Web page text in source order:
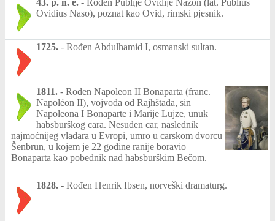
43. p. n. e. - Rođen Publije Ovidije Nazon (lat. Publius
Ovidius Naso), poznat kao Ovid, rimski pjesnik.
1725. - Rođen Abdulhamid I, osmanski sultan.
1811. - Rođen Napoleon II Bonaparta (franc.
Napoléon II), vojvoda od Rajhštada, sin
Napoleona I Bonaparte i Marije Lujze, unuk
habsburškog cara. Nesuđen car, naslednik
najmoćnijeg vladara u Evropi, umro u carskom dvorcu
Šenbrun, u kojem je 22 godine ranije boravio
Bonaparta kao pobednik nad habsburškim Bečom.
1828. - Rođen Henrik Ibsen, norveški dramaturg.